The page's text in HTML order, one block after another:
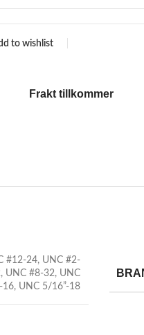
to wishlist
Frakt tillkommer
#12-24, UNC #2-
, UNC #8-32, UNC
16, UNC 5/16”-18